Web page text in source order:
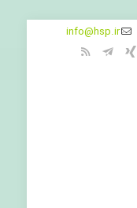
info@hsp.ir